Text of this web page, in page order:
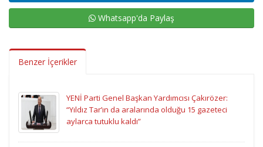
Whatsapp'da Paylaş
Benzer İçerikler
YENİ Parti Genel Başkan Yardımcısı Çakırözer:
“Yıldız Tar’ın da aralarında olduğu 15 gazeteci
aylarca tutuklu kaldı”